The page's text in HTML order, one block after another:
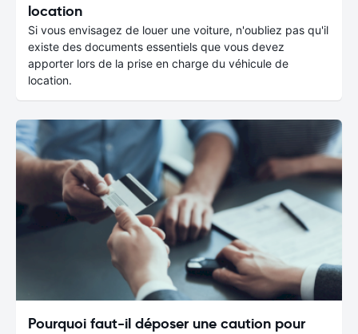
location
Si vous envisagez de louer une voiture, n'oubliez pas qu'il
existe des documents essentiels que vous devez
apporter lors de la prise en charge du véhicule de
location.
Pourquoi faut-il déposer une caution pour